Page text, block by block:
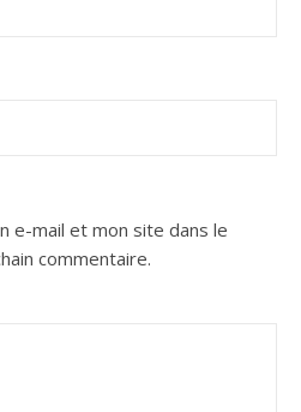
e-mail et mon site dans le
commentaire.